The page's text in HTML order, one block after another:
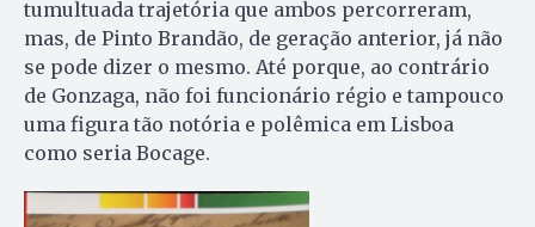
tumultuada trajetória que ambos percorreram,
mas, de Pinto Brandão, de geração anterior, já não
se pode dizer o mesmo. Até porque, ao contrário
de Gonzaga, não foi funcionário régio e tampouco
uma figura tão notória e polêmica em Lisboa
como seria Bocage.